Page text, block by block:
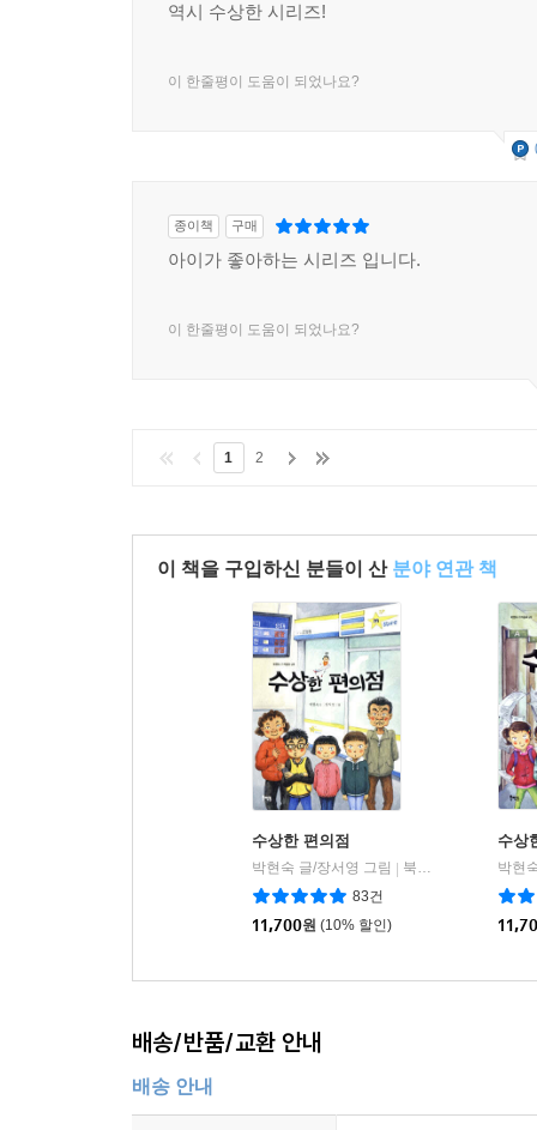
역시 수상한 시리즈!
이 한줄평이 도움이 되었나요?
종이책 구매
아이가 좋아하는 시리즈 입니다.
이 한줄평이 도움이 되었나요?
1 2
이 책을 구입하신 분들이 산 분야 연관 책
수상한 편의점
박현숙 글/장서영 그림
북멘토
83건
11,700원 (10% 할인)
수상
박현
배송/반품/교환 안내
배송 안내